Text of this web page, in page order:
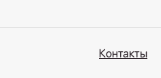
Контакты